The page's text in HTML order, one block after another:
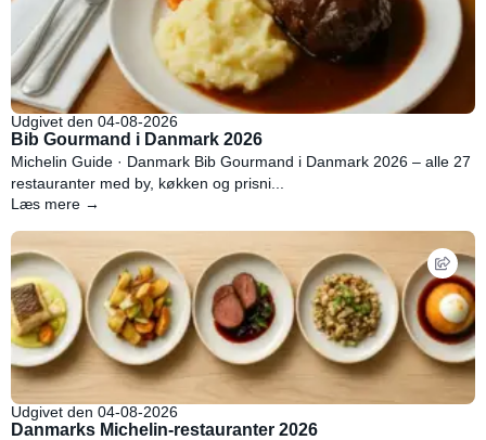
Udgivet den 04-08-2026
Bib Gourmand i Danmark 2026
Michelin Guide · Danmark Bib Gourmand i Danmark 2026 – alle 27
restauranter med by, køkken og prisni...
Læs mere →
Udgivet den 04-08-2026
Danmarks Michelin-restauranter 2026